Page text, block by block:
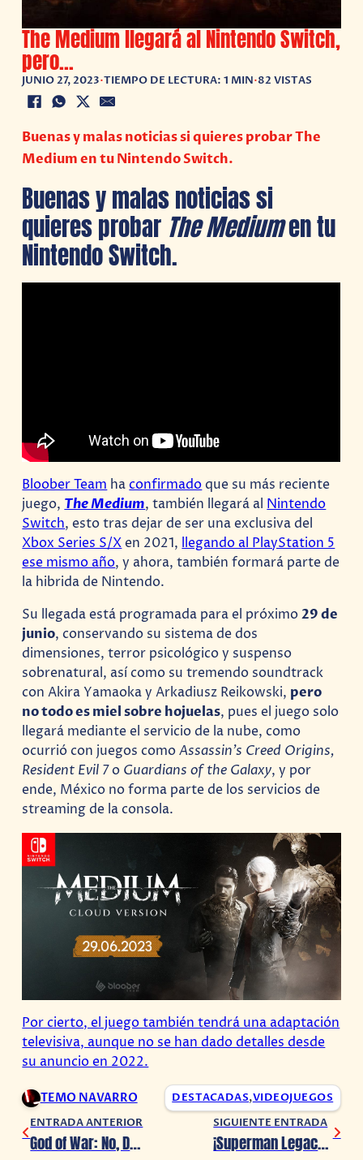
The Medium llegará al Nintendo Switch,
pero…
JUNIO 27, 2023•TIEMPO DE LECTURA: 1 MIN•82 VISTAS
Buenas y malas noticias si quieres probar The
Medium en tu Nintendo Switch.
Buenas y malas noticias si
quieres probar The Mediumen tu
Nintendo Switch.
Bloober Team haconfirmadoque su más reciente
juego, The Medium, también llegará al Nintendo
Switch, esto tras dejar de ser una exclusiva del
Xbox Series S/Xen 2021, llegando al PlayStation 5
ese mismo año, y ahora, también formará parte de
la hibrida de Nintendo.
Su llegada está programada para el próximo29 de
junio, conservando su sistema de dos
dimensiones, terror psicológico y suspenso
sobrenatural, así como su tremendo soundtrack
con Akira Yamaoka y Arkadiusz Reikowski, pero
no todo es miel sobre hojuelas, pues el juego solo
llegará mediante el servicio de la nube, como
ocurrió con juegos comoAssassin’s Creed Origins,
Resident Evil 7o Guardians of the Galaxy, y por
ende, México no forma parte de los servicios de
streaming de la consola.
Por cierto, el juego también tendrá una adaptación
televisiva, aunque no se han dado detalles desde
su anuncio en 2022.
TEMO NAVARRO DESTACADAS,VIDEOJUEGOS
ENTRADA ANTERIOR
God of War: No, Dwayne Johnson no interpretará a Kratos
SIGUIENTE ENTRADA
¡Superman Legacy encuentra a sus protagonistas, David Corenswet y Rachel Brosnahan !